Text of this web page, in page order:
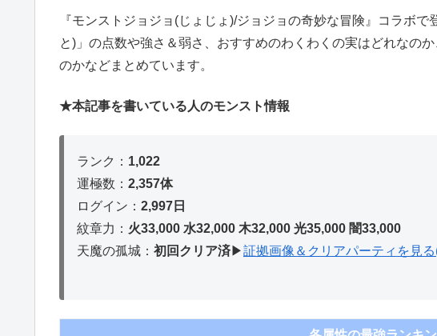
『モンストジョジョ(じょじょ)/ジョジョの奇妙な冒険』コラボ
と)」の点数や強さ＆弱さ、おすすめのわくわくの実はどれなの
のかなどまとめています。
★本記事を書いている人のモンスト情報
ランク： 1,022
運極数： 2,357体
ログイン： 2,997日
紋章力： 火33,000 水32,000 木32,000 光35,000 闇33,000
天魔の孤城： 初回クリア済▶︎証拠画像＆クリアパーティを見